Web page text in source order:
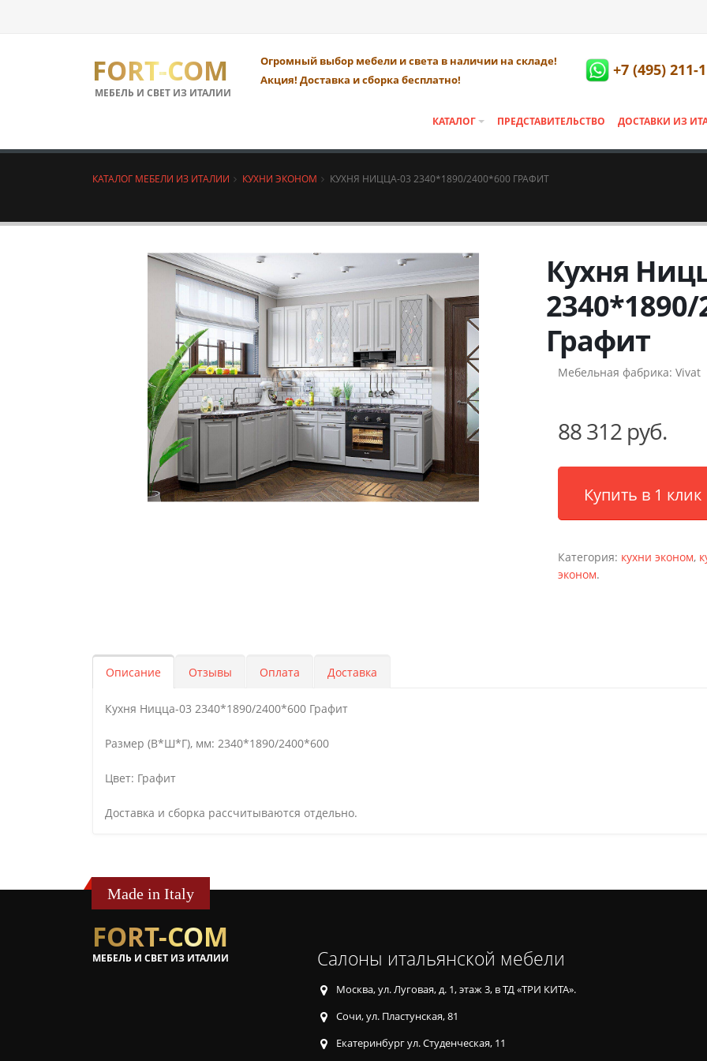
FORT-COM
МЕБЕЛЬ И СВЕТ ИЗ ИТАЛИИ
Огромный выбор мебели и света в наличии на складе!
Акция! Доставка и сборка бесплатно!
+7 (495) 211-
КАТАЛОГ ПРЕДСТАВИТЕЛЬСТВО ДОСТАВКИ ИЗ
КАТАЛОГ МЕБЕЛИ ИЗ ИТАЛИИ КУХНИ ЭКОНОМ КУХНЯ НИЦЦА-03 2340*1890/2400*600 ГРАФИТ
Кухня
Графит
Мебельная фабрика: Vivat
88 312 руб.
Купить в 1 клик
Категория: кухни эконом,
эконом.
Описание Отзывы Оплата Доставка
Кухня Ницца-03 2340*1890/2400*600 Графит
Размер (В*Ш*Г), мм: 2340*1890/2400*600
Цвет: Графит
Доставка и сборка рассчитываются отдельно.
Made in Italy
FORT-COM
МЕБЕЛЬ И СВЕТ ИЗ ИТАЛИИ Салоны итальянской мебели
Москва, ул. Луговая, д. 1, этаж 3, в ТД «ТРИ КИТА».
Сочи, ул. Пластунская, 81
Екатеринбург ул. Студенческая, 11